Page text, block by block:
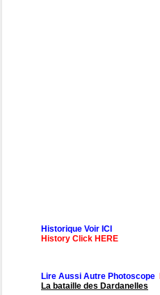
Historique Voir ICI
History Click HERE
Lire Aussi Autre Photoscope
La bataille des Dardanelles